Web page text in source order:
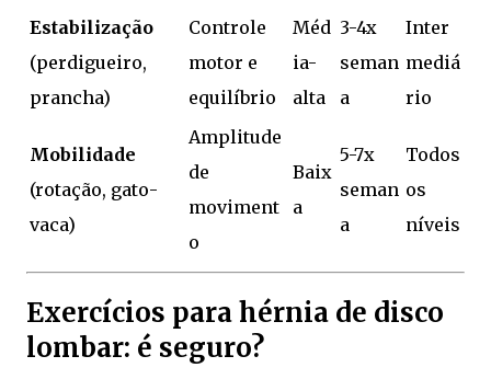
Estabilização
(perdigueiro,
prancha)
Controle
motor e
equilíbrio
Méd
ia-
alta
3-4x
seman
a
Inter
mediá
rio
Mobilidade
(rotação, gato-
vaca)
Amplitude
de
moviment
o
Baix
a
5-7x
seman
a
Todos
os
níveis
Exercícios para hérnia de disco
lombar: é seguro?